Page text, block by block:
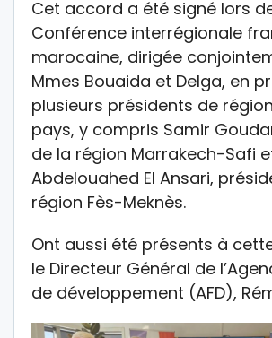
Cet accord a été signé lors
Conférence interrégionale
marocaine, dirigée
Mmes Bouaida et Delga, en
plusieurs présidents de
pays, y compris Samir
de la région Marrakech-Safi
Abdelouahed El Ansari,
région Fès-Meknès.
Ont aussi été présents à
le Directeur Général de
de développement (AFD),